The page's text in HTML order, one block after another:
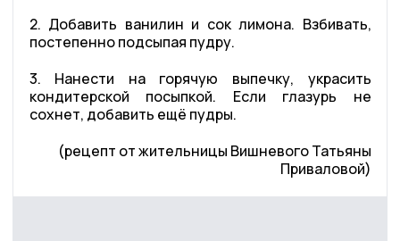
2. Добавить ванилин и сок лимона. Взбивать,
постепенно подсыпая пудру.
3. Нанести на горячую выпечку, украсить
кондитерской посыпкой. Если глазурь не
сохнет, добавить ещё пудры.
(рецепт от жительницы Вишневого Татьяны
Приваловой)